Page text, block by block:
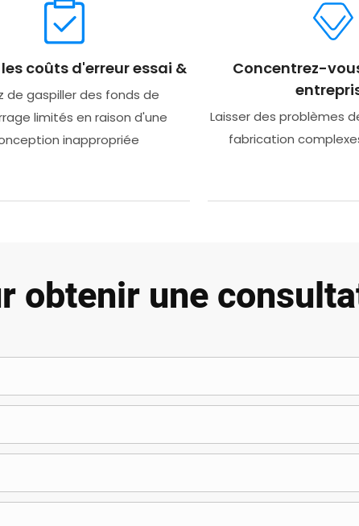
coûts d'erreur essai &
de gaspiller des fonds de
limités en raison d'une
inappropriée
Concentrez-
Laisser des problèmes
fabrication
obtenir une